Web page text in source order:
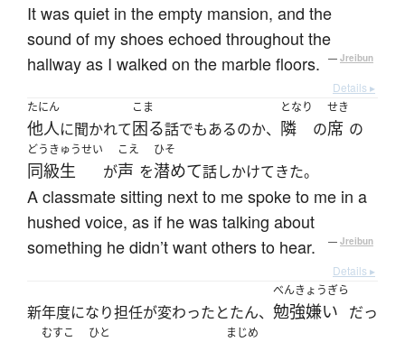
It was quiet in the empty mansion, and the
sound of my shoes echoed throughout the
hallway as I walked on the marble floors.
— Jreibun
Details ▸
たにん
他人に聞かれて
こま
困る話でもあるのか、
となり
隣 の
せき
席 の
どうきゅうせい
同級生 が
こえ
声 を
ひそ
潜めて話しかけてきた。
A classmate sitting next to me spoke to me in a
hushed voice, as if he was talking about
something he didn’t want others to hear.
— Jreibun
Details ▸
新年度になり担任が変わったとたん、
べんきょうぎら
勉強嫌い だっ
むすこ ひと まじめ